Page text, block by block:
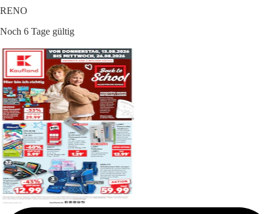
RENO
Noch 6 Tage gültig